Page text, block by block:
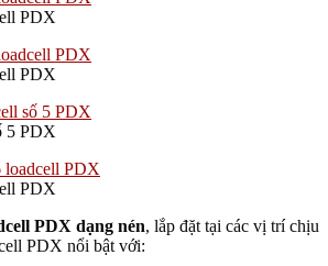
PDX
PDX
5 PDX
PDX
PDX dạng nén, lắp đặt tại các vị trí chịu
PDX nổi bật với: